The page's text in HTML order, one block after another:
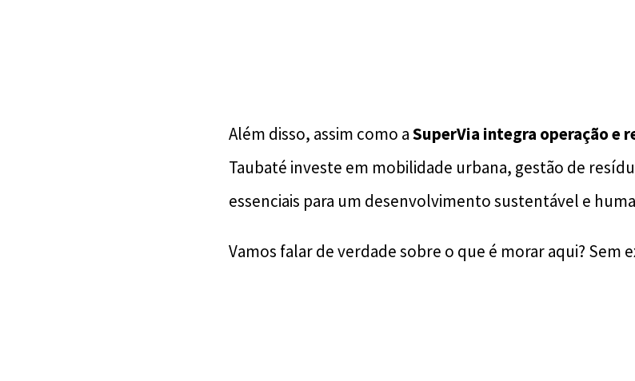
Além disso, assim como aSuperVia integra operação e
Taubaté investe em mobilidade urbana, gestão de
essenciais para um desenvolvimento sustentável e
Vamos falar de verdade sobre o que é morar aqui? Sem